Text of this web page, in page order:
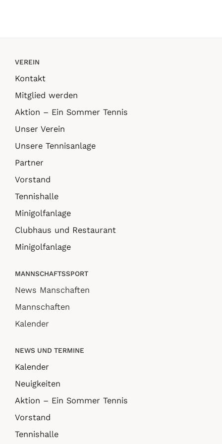
VEREIN
Kontakt
Mitglied werden
Aktion – Ein Sommer Tennis
Unser Verein
Unsere Tennisanlage
Partner
Vorstand
Tennishalle
Minigolfanlage
Clubhaus und Restaurant
Minigolfanlage
MANNSCHAFTSSPORT
News Manschaften
Mannschaften
Kalender
NEWS UND TERMINE
Kalender
Neuigkeiten
Aktion – Ein Sommer Tennis
Vorstand
Tennishalle